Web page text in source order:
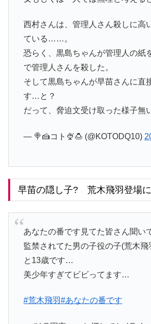
西村さんは、管理人さん殺しに高
ている……。
恐らく、黒島ちゃんが管理人の紙
で管理人さんを殺した。
そして黒島ちゃんが早苗さんに直
す…と？
だって、脅迫文受け取った様子無
— 🍭🍰コト🍨🍮 (@KOTODQ10)
早苗の隠し子? 荒木飛羽登場
あなたの番です見てた皆さん聞い
監禁されてた男の子役の子(荒木飛
と13歳です…
美少年すぎてビビってます…
#荒木飛羽#あなたの番です